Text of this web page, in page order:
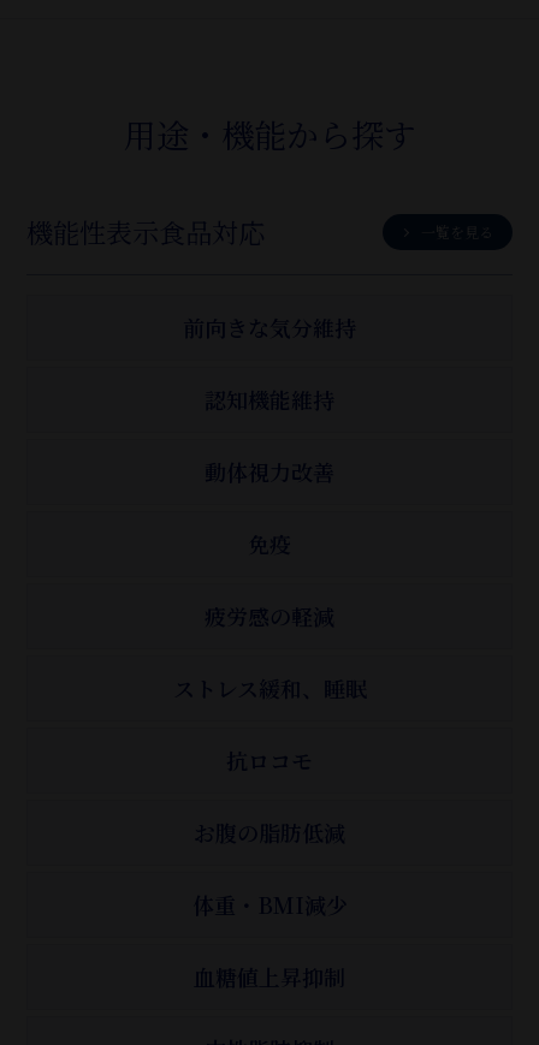
用途・機能から探す
機能性表示食品対応 一覧を見る
前向きな気分維持
認知機能維持
動体視力改善
免疫
疲労感の軽減
ストレス緩和、睡眠
抗ロコモ
お腹の脂肪低減
体重・BMI減少
血糖値上昇抑制